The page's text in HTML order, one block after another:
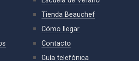
Tienda Beauchef
Cómo llegar
Contacto
Guía telefónica